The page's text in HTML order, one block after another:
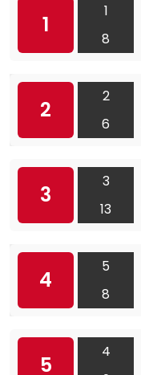
1
1
8
2
2
6
3
3
13
4
5
8
5
4